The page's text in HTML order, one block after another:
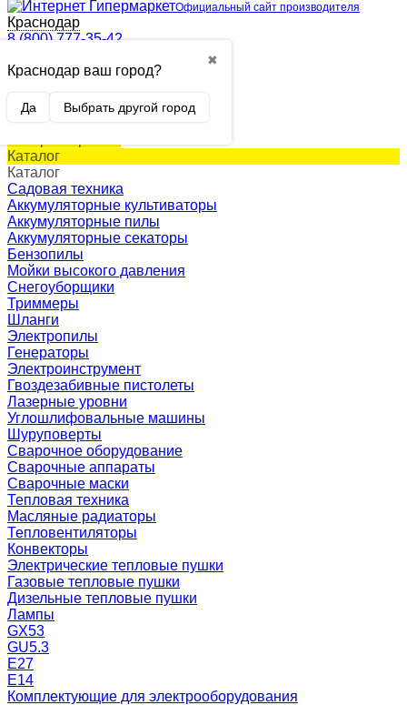
Официальный сайт производителя
Краснодар
✖
Краснодар ваш город?
Да Выбрать другой город
8 (800) 777-35-42
0
0 p.
(пусто)
Каталог
Каталог
Садовая техника
Аккумуляторные культиваторы
Аккумуляторные пилы
Аккумуляторные секаторы
Бензопилы
Мойки высокого давления
Снегоуборщики
Триммеры
Шланги
Электропилы
Генераторы
Электроинструмент
Гвоздезабивные пистолеты
Лазерные уровни
Углошлифовальные машины
Шуруповерты
Сварочное оборудование
Сварочные аппараты
Сварочные маски
Тепловая техника
Масляные радиаторы
Тепловентиляторы
Конвекторы
Электрические тепловые пушки
Газовые тепловые пушки
Дизельные тепловые пушки
Лампы
GX53
GU5.3
Е27
Е14
Комплектующие для электрооборудования